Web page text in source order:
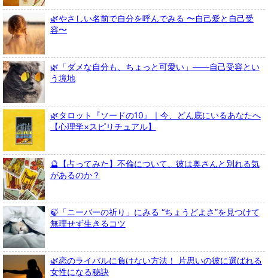
🌿やさしい名前で自分を呼んでみる 〜自己愛と自己受
容〜
🌿「ダメな自分も、ちょっと可愛い」――自己受容とい
う境地
🌿タロット『ソードの10』｜今、どん底にいるあなたへ
【心理学×スピリチュアル】
🔮【占ってみた】不倫について、彼は奥さんと別れる気
があるのか？
🍃「ニーバーの祈り」にみる “ちょうどよさ”を見つけて
無理せず生きるコツ
🌿恋のライバルに負けない方法！ 片思いの彼に選ばれる
女性になる秘訣